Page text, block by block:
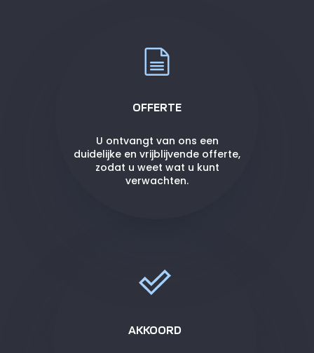
OFFERTE
U ontvangt van ons een
duidelijke en vrijblijvende offerte,
zodat u weet wat u kunt
verwachten.
AKKOORD